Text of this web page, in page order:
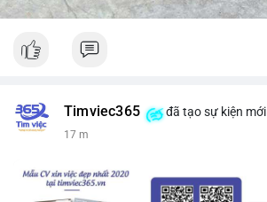
Timviec365 đã tạo sự kiện mới
17 m